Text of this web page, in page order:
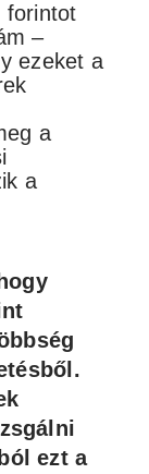
forintot
–
ezeket a
a
a
ezt a